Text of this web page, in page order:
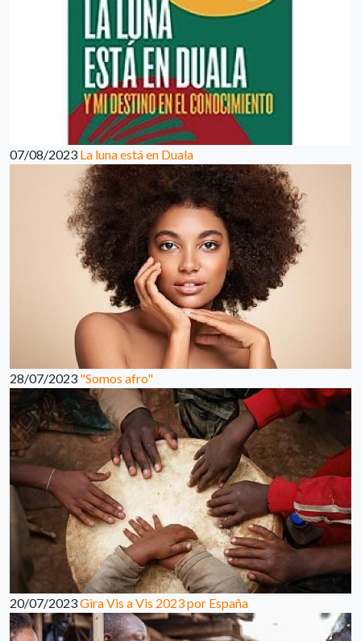
07/08/2023 La luna está en Duala
28/07/2023 "Somos afro"
20/07/2023Gira Vis a Vis 2023 por España